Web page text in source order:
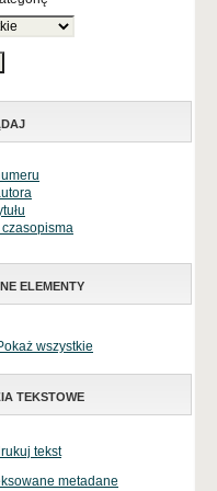
czasopisma
ELEMENTY
wszystkie
TEKSTOWE
tekst
metadane